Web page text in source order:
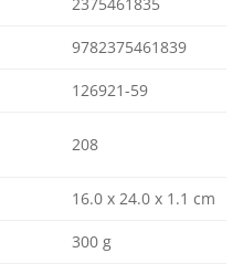
9782375461839
126921-59
208
16.0 x 24.0 x 1.1 cm
300 g